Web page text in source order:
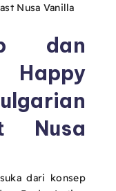
dan
Nusa
dari konsep